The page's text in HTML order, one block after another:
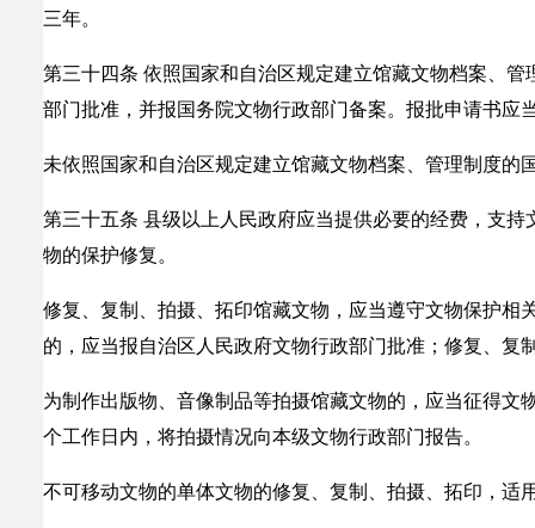
三年。
第三十四条 依照国家和自治区规定建立馆藏文物档案、
部门批准，并报国务院文物行政部门备案。报批申请书
未依照国家和自治区规定建立馆藏文物档案、管理制度的
第三十五条 县级以上人民政府应当提供必要的经费，支
物的保护修复。
修复、复制、拍摄、拓印馆藏文物，应当遵守文物保护
的，应当报自治区人民政府文物行政部门批准；修复、
为制作出版物、音像制品等拍摄馆藏文物的，应当征得
个工作日内，将拍摄情况向本级文物行政部门报告。
不可移动文物的单体文物的修复、复制、拍摄、拓印，适